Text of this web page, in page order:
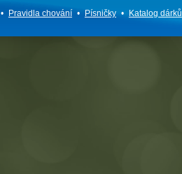
• Pravidla chování • Písničky • Katalog dárků